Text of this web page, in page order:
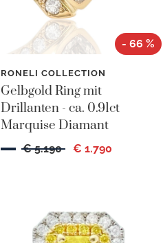
- 66 %
RONELI COLLECTION
Gelbgold Ring mit
Drillanten - ca. 0.91ct
Marquise Diamant
€ 5.190 € 1.790